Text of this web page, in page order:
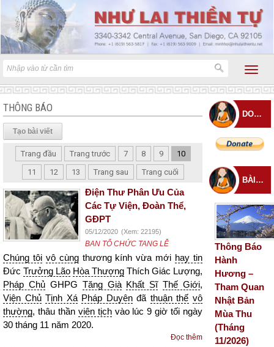
THÔNG BÁO
Tạo bài viết
Trang đầu Trang trước 7 8 9
10
11
12 13 Trang sau Trang cuối
Điện Thư Phân Ưu Của
Các Tự Viện, Đoàn Thể,
GĐPT
05/12/2020 (Xem: 22195)
BAN TỔ CHỨC TANG LỄ
Chúng tôi vô cùngthương kính vừa mới hay tin
Đức Trưởng Lão Hòa Thượng Thích Giác Lượng,
Pháp ChủGHPG Tăng Già Khất Sĩ Thế Giới,
Viện Chủ Tịnh Xá Pháp Duyênđã thuận thế vô
thường, thâu thần viên tịchvào lúc 9 giờ tối ngày
30 tháng 11 năm 2020.
Đọc thêm
DONATE
BÀI ĐĂNG MỚI
Thông Báo
Hành
Hương –
Tham Quan
Nhật Bản
Mùa Thu
(Tháng
11/2026)